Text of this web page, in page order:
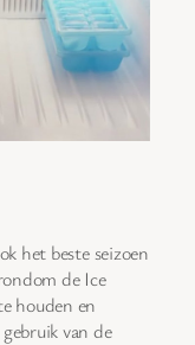
het beste seizoen
de Ice
houden en
van de